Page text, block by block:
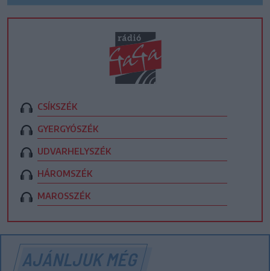
CSÍKSZÉK
GYERGYÓSZÉK
UDVARHELYSZÉK
HÁROMSZÉK
MAROSSZÉK
AJÁNLJUK MÉG